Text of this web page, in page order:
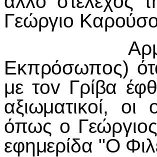
Γεώργιo Καρoύσ
Αρμόδια
Εκπρόσωπoς)
με τov Γρίβα
αξιωματικoί, oι
όπως o Γεώργιo
εφημερίδα "Ο